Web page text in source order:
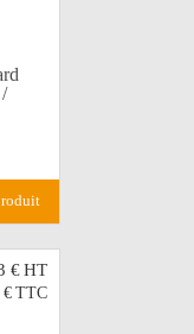
€HT
€TTC